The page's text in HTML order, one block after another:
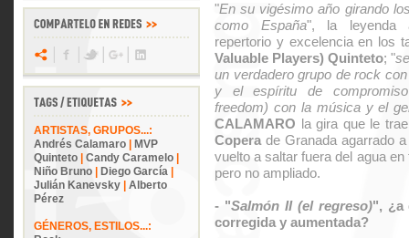
ARTISTAS, GRUPOS...:
Andrés Calamaro
MVP
Quinteto
Candy Caramelo
Niño Bruno
Diego García
Julián Kanevsky
Alberto
Pérez
GÉNEROS, ESTILOS...:
"En su vigésimo año girando
como España", la leyenda
repertorio y excelencia en los
Valuable Players) Quinteto; "
un verdadero grupo de rock
y el espíritu de
freedom) con la música y el
CALAMARO la gira que le
Copera de Granada agarrado
vuelto a saltar fuera del agua
pero no ampliado.
- "Salmón II (el regreso)", ¿a
corregida y aumentada?